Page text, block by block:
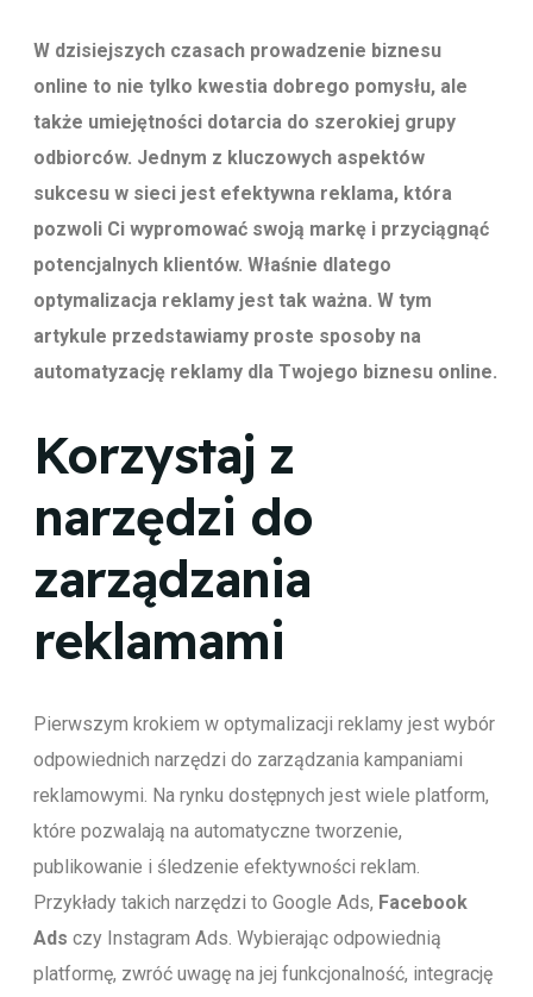
W dzisiejszych czasach prowadzenie biznesu
online to nie tylko kwestia dobrego pomysłu, ale
także umiejętności dotarcia do szerokiej grupy
odbiorców. Jednym z kluczowych aspektów
sukcesu w sieci jest efektywna reklama, która
pozwoli Ci wypromować swoją markę i przyciągnąć
potencjalnych klientów. Właśnie dlatego
optymalizacja reklamy jest tak ważna. W tym
artykule przedstawiamy proste sposoby na
automatyzację reklamy dla Twojego biznesu online.
Korzystaj z
narzędzi do
zarządzania
reklamami
Pierwszym krokiem w optymalizacji reklamy jest wybór
odpowiednich narzędzi do zarządzania kampaniami
reklamowymi. Na rynku dostępnych jest wiele platform,
które pozwalają na automatyczne tworzenie,
publikowanie i śledzenie efektywności reklam.
Przykłady takich narzędzi to Google Ads, Facebook
Ads czy Instagram Ads. Wybierając odpowiednią
platformę, zwróć uwagę na jej funkcjonalność, integrację